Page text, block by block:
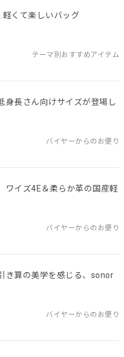
くて楽しいバッグ
テーマ別おすすめアイテム
身長さん向けサイズが登場し
バイヤーからのお便り
ワイズ4E＆柔らか革の国産軽
バイヤーからのお便り
き算の美学を感じる、sonor
バイヤーからのお便り